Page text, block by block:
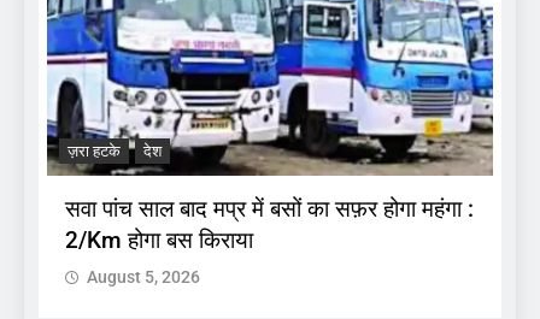
ज़रा हटके देश
सवा पांच साल बाद मप्र में बसों का सफ़र होगा महंगा :
2/Km होगा बस किराया
August 5, 2026